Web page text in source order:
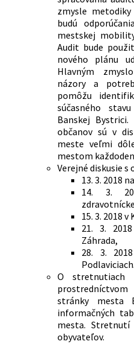
zmysle metodiky
budú
mestskej
Audit bude
nového plánu
Hlavným
názory a
pomôžu
súčasného
Banskej
občanov sú v
meste veľmi
mestom
Verejné diskusie
13. 3. 2018
14. 3.
15. 3. 2018
21. 3.
Záhrada,
28. 3.
Podlaviciach.
O stretnutiach
stránky mesta
informačných
mesta.
obyvateľov.